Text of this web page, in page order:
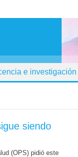
e investigación
siendo
(OPS) pidió este